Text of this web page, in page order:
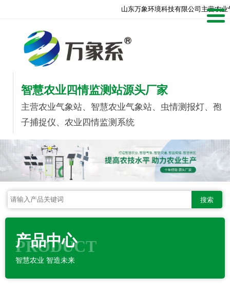
山东万象环境科技有限公司主营农
智慧农业四情监测站源头厂家
主营农业气象站、智慧农业气象站、虫情测报灯、孢
子捕捉仪、农业四情监测系统
搜索
产品中心
PRODUCT
智慧农业 智造未来